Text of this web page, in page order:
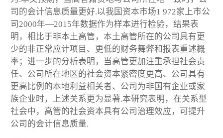
司的会计信息质量更好.以我国资本市场1 972家上市公
司2000年—2015年数据作为样本进行检验，结果表
明，相比于非本土高管，本土高管所在的公司具有更
少的非正常应计项目、更低的财务舞弊和报表重述概
率；进一步的分析表明，当高管更加注重承担社会责
任、公司所在地区的社会资本紧密度更高、公司具有
更高比例的本地利益相关者、公司为非国有企业或家
族企业时，上述关系更为显著.本研究表明，在关系型
社会中，高管的社会资本具有公司治理效应，可提升
公司的会计信息质量.